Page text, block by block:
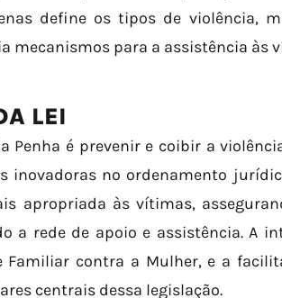
define os tipos de violência,
mecanismos para a assistência às
LEI
Penha é prevenir e coibir a
inovadoras no ordenamento
apropriada às vítimas,
a rede de apoio e assistência. A
Familiar contra a Mulher, e a
centrais dessa legislação.